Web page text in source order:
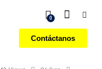
0
Contáctanos